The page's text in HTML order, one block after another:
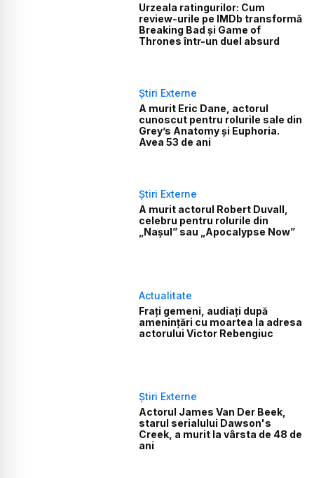
Urzeala ratingurilor: Cum
review-urile pe IMDb transformă
Breaking Bad și Game of
Thrones într-un duel absurd
Știri Externe
A murit Eric Dane, actorul
cunoscut pentru rolurile sale din
Grey’s Anatomy și Euphoria.
Avea 53 de ani
Știri Externe
A murit actorul Robert Duvall,
celebru pentru rolurile din
„Nașul” sau „Apocalypse Now”
Actualitate
Frați gemeni, audiați după
amenințări cu moartea la adresa
actorului Victor Rebengiuc
Știri Externe
Actorul James Van Der Beek,
starul serialului Dawson's
Creek, a murit la vârsta de 48 de
ani